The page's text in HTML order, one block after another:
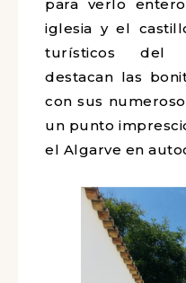
Tavira es un
pena conocer
Portugal en
tarde es
casco antiguo, la
los puntos más
río Gilao con sus
Sin duda es un
para una ruta
autocaravana.